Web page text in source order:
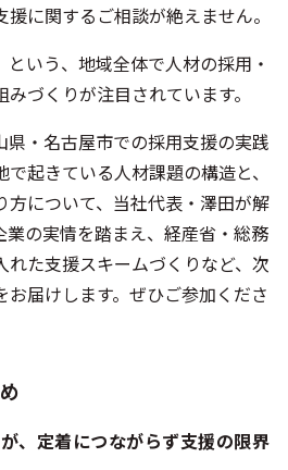
に関するご相談が絶えません。
いう、地域全体で人材の採用・
づくりが注目されています。
・名古屋市での採用支援の実践
起きている人材課題の構造と、
方について、当社代表・澤田が解
業の実情を踏まえ、経産省・総務
た支援スキームづくりなど、次
届けします。ぜひご参加くださ
、定着につながらず支援の限界